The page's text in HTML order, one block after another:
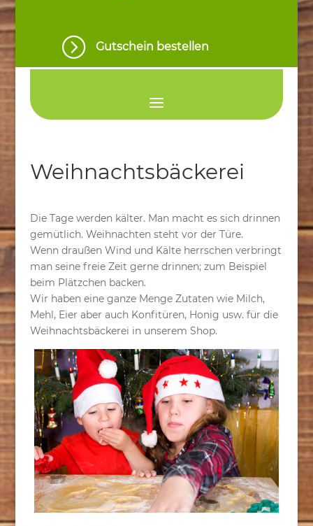
= Gutschein bestellen
Weihnachtsbäckerei
Die Tage werden kälter. Man macht es sich drinnen
gemütlich. Weihnachten steht vor der Türe.
Wenn draußen Wind und Kälte herrschen verbringt
man seine freie Zeit gerne drinnen; zum Beispiel
beim Plätzchen backen.
Wir haben eine ganze Menge Zutaten wie Milch,
Mehl, Eier aber auch Konfitüren, Honig usw. für die
Weihnachtsbäckerei in unserem Shop.